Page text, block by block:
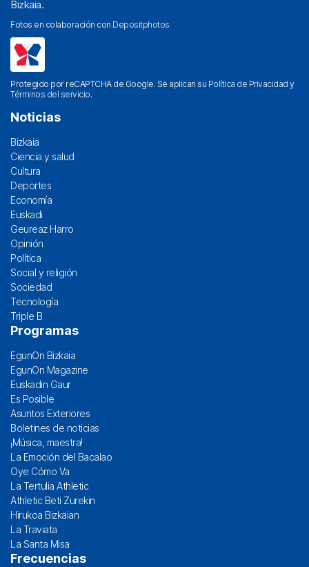
Bizkaia.
Fotos en colaboración con Depositphotos
Protegido por reCAPTCHA de Google. Se aplican su Política de Privacidad y
Términos del servicio.
Noticias
Bizkaia
Ciencia y salud
Cultura
Deportes
Economía
Euskadi
Geureaz Harro
Opinión
Política
Social y religión
Sociedad
Tecnología
Triple B
Programas
EgunOn Bizkaia
EgunOn Magazine
Euskadin Gaur
Es Posible
Asuntos Exteriores
Boletines de noticias
¡Música, maestra!
La Emoción del Bacalao
Oye Cómo Va
La Tertulia Athletic
Athletic Beti Zurekin
Hirukoa Bizkaian
La Traviata
La Santa Misa
Frecuencias